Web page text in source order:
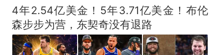
4年2.54亿美金！5年3.71亿美金！布伦
森步步为营，东契奇没有退路